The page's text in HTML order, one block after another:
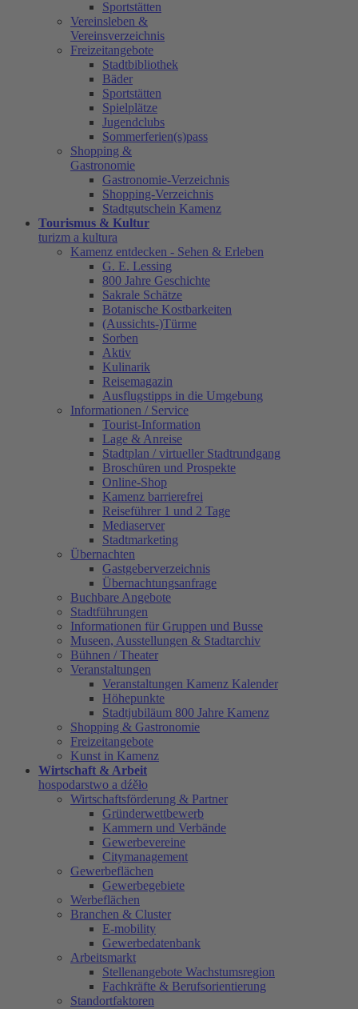
Sportstätten
Vereinsleben &
Vereinsverzeichnis
Freizeitangebote
Stadtbibliothek
Bäder
Sportstätten
Spielplätze
Jugendclubs
Sommerferien(s)pass
Shopping &
Gastronomie
Gastronomie-Verzeichnis
Shopping-Verzeichnis
Stadtgutschein Kamenz
Tourismus & Kultur
turizm a kultura
Kamenz entdecken - Sehen & Erleben
G. E. Lessing
800 Jahre Geschichte
Sakrale Schätze
Botanische Kostbarkeiten
(Aussichts-)Türme
Sorben
Aktiv
Kulinarik
Reisemagazin
Ausflugstipps in die Umgebung
Informationen / Service
Tourist-Information
Lage & Anreise
Stadtplan / virtueller Stadtrundgang
Broschüren und Prospekte
Online-Shop
Kamenz barrierefrei
Reiseführer 1 und 2 Tage
Mediaserver
Stadtmarketing
Übernachten
Gastgeberverzeichnis
Übernachtungsanfrage
Buchbare Angebote
Stadtführungen
Informationen für Gruppen und Busse
Museen, Ausstellungen & Stadtarchiv
Bühnen / Theater
Veranstaltungen
Veranstaltungen Kamenz Kalender
Höhepunkte
Stadtjubiläum 800 Jahre Kamenz
Shopping & Gastronomie
Freizeitangebote
Kunst in Kamenz
Wirtschaft & Arbeit
hospodarstwo a dźěło
Wirtschaftsförderung & Partner
Gründerwettbewerb
Kammern und Verbände
Gewerbevereine
Citymanagement
Gewerbeflächen
Gewerbegebiete
Werbeflächen
Branchen & Cluster
E-mobility
Gewerbedatenbank
Arbeitsmarkt
Stellenangebote Wachstumsregion
Fachkräfte & Berufsorientierung
Standortfaktoren